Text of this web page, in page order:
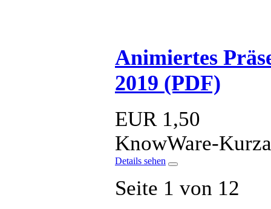
Animiertes
2019 (PDF)
EUR 1,50
KnowWare-
Details sehen
Seite 1 von 12